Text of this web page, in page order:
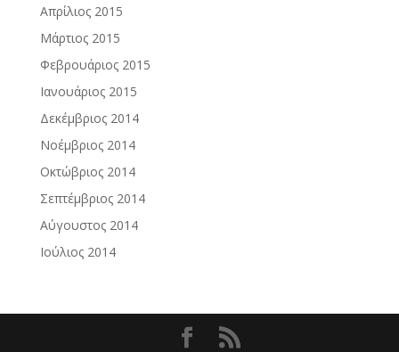
Απρίλιος 2015
Μάρτιος 2015
Φεβρουάριος 2015
Ιανουάριος 2015
Δεκέμβριος 2014
Νοέμβριος 2014
Οκτώβριος 2014
Σεπτέμβριος 2014
Αύγουστος 2014
Ιούλιος 2014